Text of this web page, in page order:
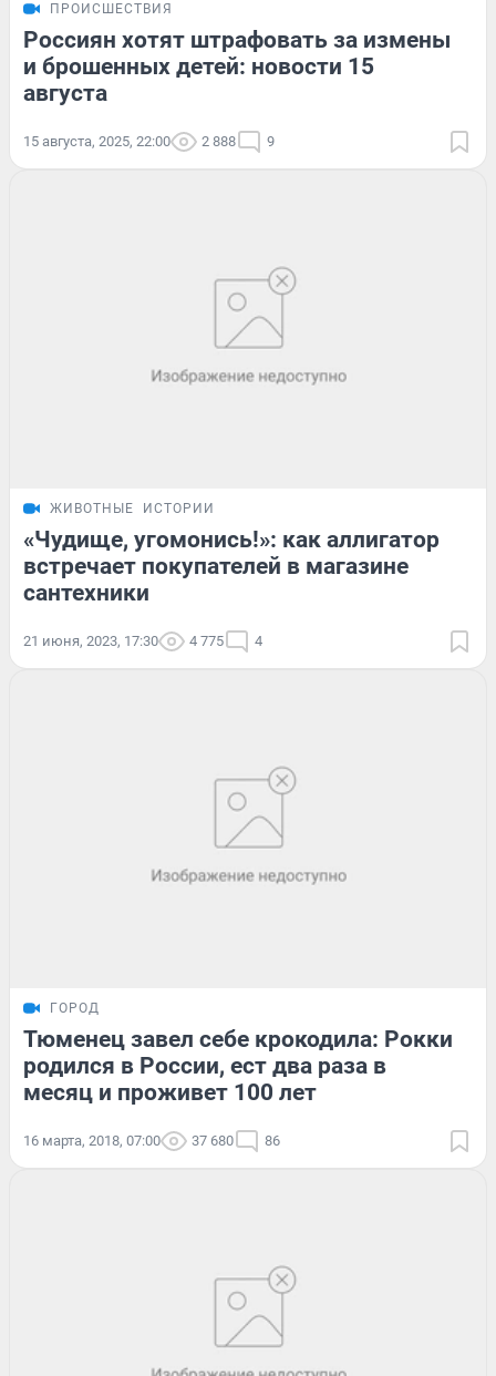
ПРОИСШЕСТВИЯ
Россиян хотят штрафовать за измены
и брошенных детей: новости 15
августа
15 августа, 2025, 22:00 2 888 9
ЖИВОТНЫЕ ИСТОРИИ
«Чудище, угомонись!»: как аллигатор
встречает покупателей в магазине
сантехники
21 июня, 2023, 17:30 4 775 4
ГОРОД
Тюменец завел себе крокодила: Рокки
родился в России, ест два раза в
месяц и проживет 100 лет
16 марта, 2018, 07:00 37 680 86